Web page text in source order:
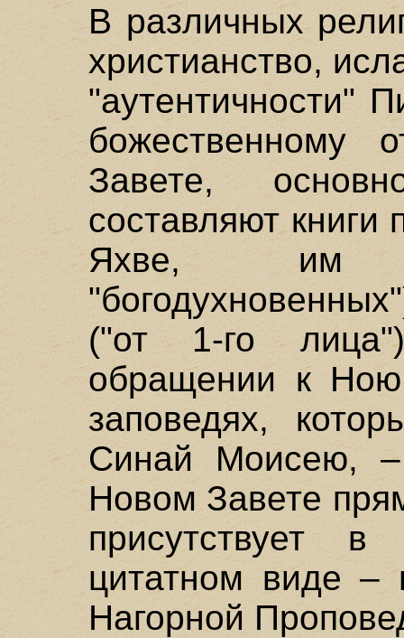
В различных
христианство,
"аутентичности"
божественному
Завете,
составляют книги
Яхве, им
("от 1-го
обращении к
заповедях,
Синай Моисею, –
Новом Завете
присутствует
цитатном виде –
Нагорной